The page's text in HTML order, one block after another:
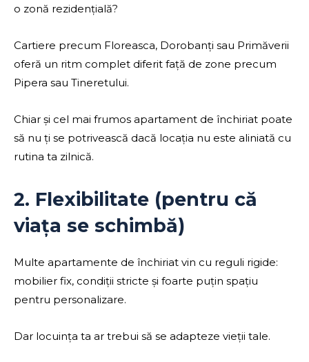
o zonă rezidențială?
Cartiere precum Floreasca, Dorobanți sau Primăverii
oferă un ritm complet diferit față de zone precum
Pipera sau Tineretului.
Chiar și cel mai frumos apartament de închiriat poate
să nu ți se potrivească dacă locația nu este aliniată cu
rutina ta zilnică.
2. Flexibilitate (pentru că
viața se schimbă)
Multe apartamente de închiriat vin cu reguli rigide:
mobilier fix, condiții stricte și foarte puțin spațiu
pentru personalizare.
Dar locuința ta ar trebui să se adapteze vieții tale.